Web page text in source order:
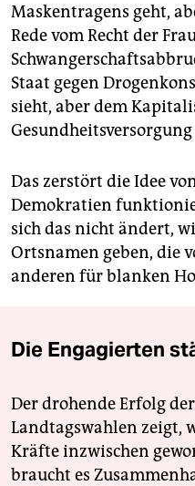
Maskentragens geht,
Rede vom Recht der
Staat gegen
sieht, aber dem
Das zerstört die Idee
Demokratien
sich das nicht ändert,
Ortsnamen geben, die
anderen für blanken
Die Engagierten
Der drohende Erfolg
Landtagswahlen zeigt,
Kräfte inzwischen
braucht es